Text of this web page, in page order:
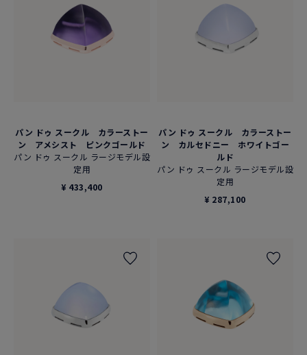
パン ドゥ スークル カラーストー
ン アメシスト ピンクゴールド
パン ドゥ スークル ラージモデル設
定用
¥ 433,400
パン ドゥ スークル カラーストー
ン カルセドニー ホワイトゴー
ルド
パン ドゥ スークル ラージモデル設
定用
¥ 287,100